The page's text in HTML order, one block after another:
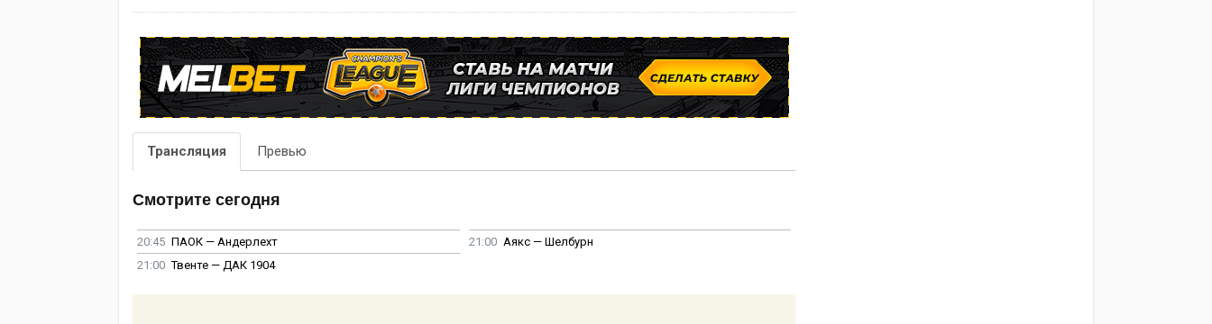
Трансляция Превью
Смотрите сегодня
20:45 ПАОК — Андерлехт 21:00 Аякс — Шелбурн
21:00 Твенте — ДАК 1904